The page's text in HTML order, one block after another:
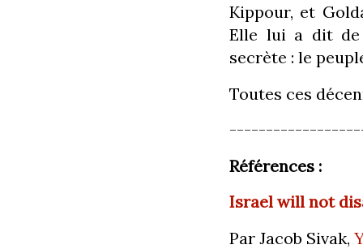
Kippour, et
Elle lui a dit de
secrète : le
Toutes ces
Références :
Israel will not
Par Jacob Sivak,